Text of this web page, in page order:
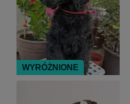
WYRÓŻNIONE